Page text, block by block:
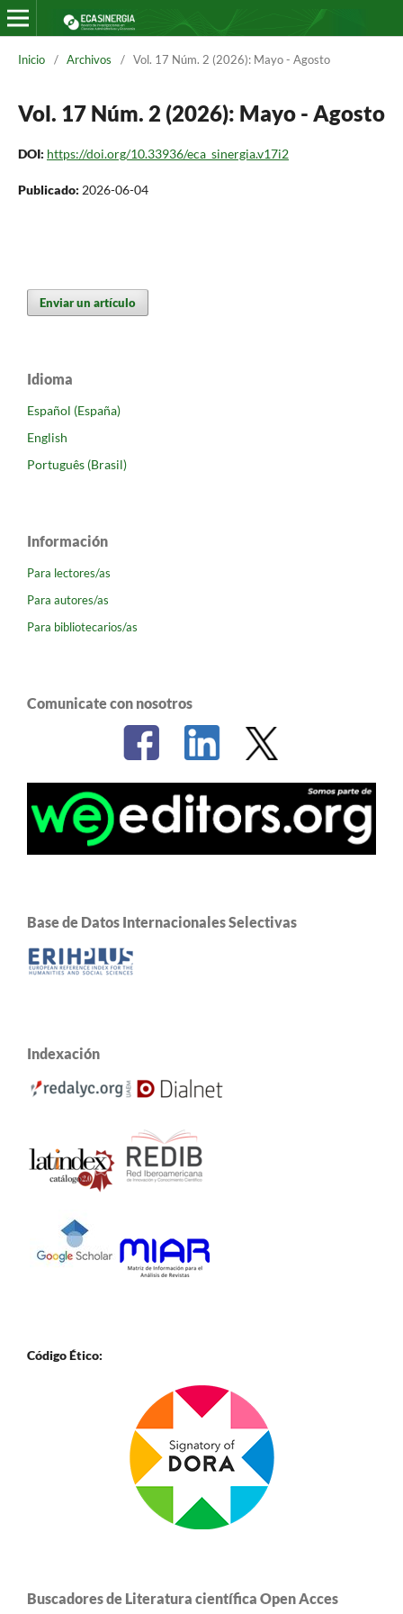
Inicio / Archivos / Vol. 17 Núm. 2 (2026): Mayo - Agosto
Vol. 17 Núm. 2 (2026): Mayo - Agosto
DOI: https://doi.org/10.33936/eca_sinergia.v17i2
Publicado: 2026-06-04
Enviar un artículo
Idioma
Español (España)
English
Português (Brasil)
Información
Para lectores/as
Para autores/as
Para bibliotecarios/as
Comunicate con nosotros
Base de Datos Internacionales Selectivas
Indexación
Código Ético:
Buscadores de Literatura científica Open Acces